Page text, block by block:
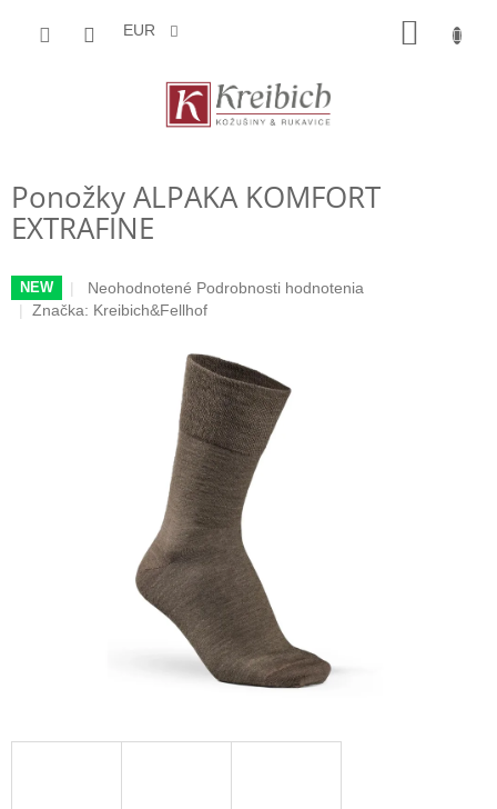
EUR
Ponožky ALPAKA KOMFORT
EXTRAFINE
NEW
Priemerné
hodnotenie
Neohodnotené Podrobnosti hodnotenia
Značka: Kreibich&Fellhof